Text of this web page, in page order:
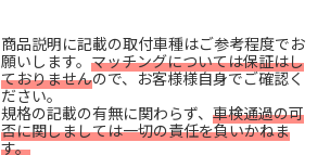
商品説明に記載の取付車種はご参考程度でお
願いします。 マッチングについては保証はし
ておりませんので、お客様様自身でご確認く
ださい。
規格の記載の有無に関わらず、 車検通過の可
否に関しましては一切の責任を負いかねま
す。